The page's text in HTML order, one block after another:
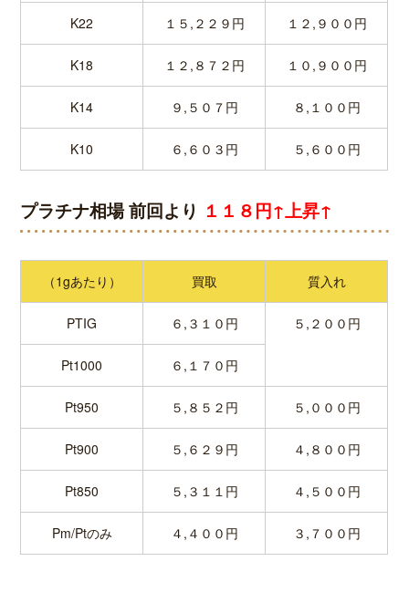
K22 １５,２２９円 １２,９００円
K18 １２,８７２円 １０,９００円
K14 ９,５０７円 ８,１００円
K10 ６,６０３円 ５,６００円
プラチナ相場 前回より １１８円↑上昇↑
（1gあたり） 買取 質入れ
PTIG ６,３１０円 ５,２００円
Pt1000 ６,１７０円
Pt950 ５,８５２円 ５,０００円
Pt900 ５,６２９円 ４,８００円
Pt850 ５,３１１円 ４,５００円
Pm/Ptのみ ４,４００円 ３,７００円